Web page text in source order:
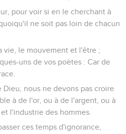
pour voir si en le cherchant à
ne soit pas loin de chacun
vie, le mouvement et l'être ;
uns de vos poètes : Car de
Dieu, nous ne devons pas croire
à de l'or, ou à de l'argent, ou à
l'industrie des hommes.
ces temps d'ignorance,